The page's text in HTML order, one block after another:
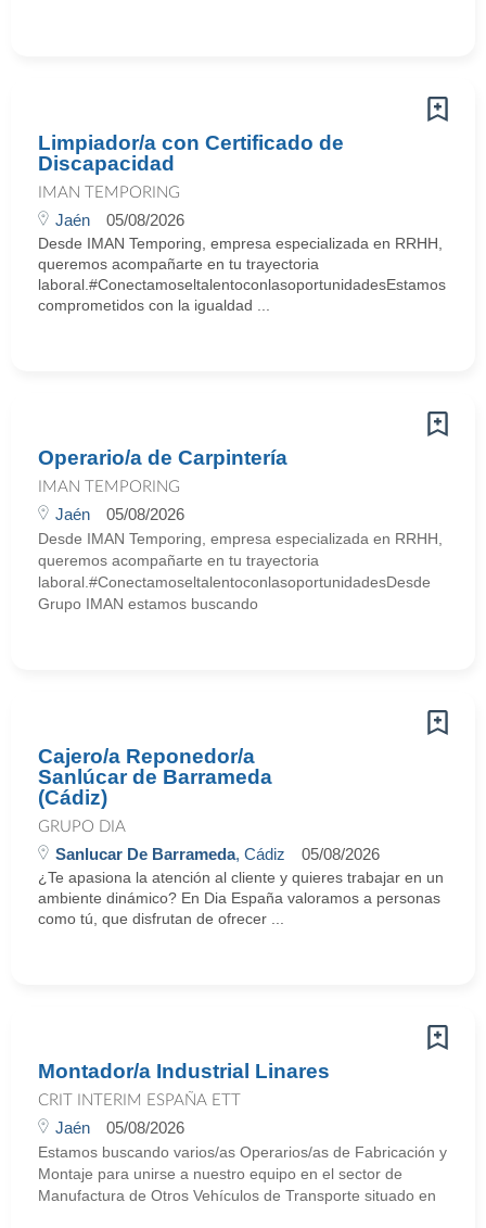
Limpiador/a con Certificado de
Discapacidad
IMAN TEMPORING
Jaén 05/08/2026
Desde IMAN Temporing, empresa especializada en RRHH,
queremos acompañarte en tu trayectoria
laboral.#ConectamoseltalentoconlasoportunidadesEstamos
comprometidos con la igualdad ...
Operario/a de Carpintería
IMAN TEMPORING
Jaén 05/08/2026
Desde IMAN Temporing, empresa especializada en RRHH,
queremos acompañarte en tu trayectoria
laboral.#ConectamoseltalentoconlasoportunidadesDesde
Grupo IMAN estamos buscando
Cajero/a Reponedor/a
Sanlúcar de Barrameda
(Cádiz)
GRUPO DIA
Sanlucar De Barrameda, Cádiz 05/08/2026
¿Te apasiona la atención al cliente y quieres trabajar en un
ambiente dinámico? En Dia España valoramos a personas
como tú, que disfrutan de ofrecer ...
Montador/a Industrial Linares
CRIT INTERIM ESPAÑA ETT
Jaén 05/08/2026
Estamos buscando varios/as Operarios/as de Fabricación y
Montaje para unirse a nuestro equipo en el sector de
Manufactura de Otros Vehículos de Transporte situado en